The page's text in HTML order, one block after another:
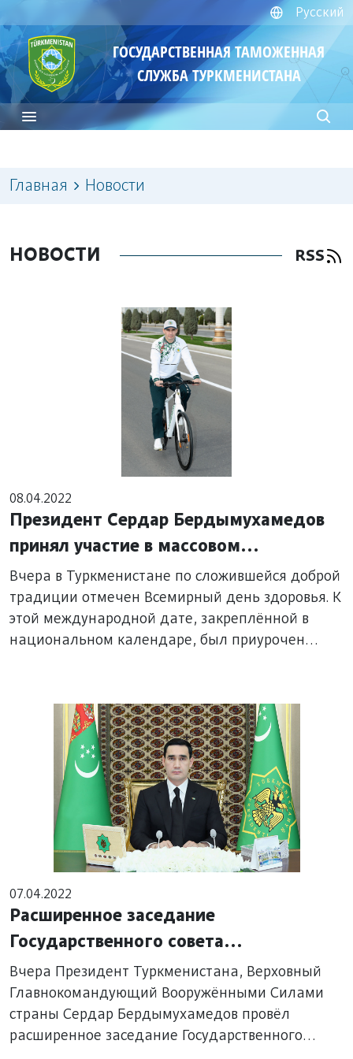
Русский
ГОСУДАРСТВЕННАЯ ТАМОЖЕННАЯ
СЛУЖБА ТУРКМЕНИСТАНА
Главная Новости
НОВОСТИ RSS
08.04.2022
Президент Сердар Бердымухамедов
принял участие в массовом
велопробеге
Вчера в Туркменистане по сложившейся доброй
традиции отмечен Всемирный день здоровья. К
этой международной дате, закреплённой в
национальном календаре, был приурочен
07.04.2022
Расширенное заседание
Государственного совета
безопасности Туркменистана
Вчера Президент Туркменистана, Верховный
Главнокомандующий Вооружёнными Силами
страны Сердар Бердымухамедов провёл
расширенное заседание Государственного